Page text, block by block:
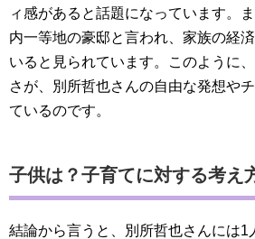
ィ感があると話題になっています。
内一等地の豪邸と言われ、家族の経
いると見られています。このように
さが、別所哲也さんの自由な発想や
ているのです。
子供は？子育てに対する考え
結論から言うと、別所哲也さんには1